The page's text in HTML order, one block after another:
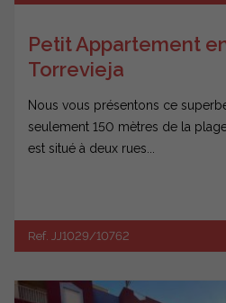
Petit Appartement
Torrevieja
Nous vous présentons ce
seulement 150 mètres de la
est situé à deux rues...
Ref. JJ1029/10762